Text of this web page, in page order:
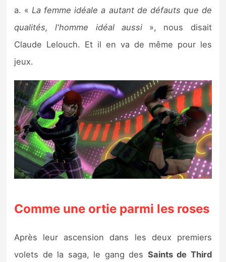
Bons plans
a. « La femme idéale a autant de défauts que de
qualités, l'homme idéal aussi», nous disait
Claude Lelouch. Et il en va de même pour les
jeux.
Comme une ortie parmi les roses
Après leur ascension dans les deux premiers
volets de la saga, le gang des Saints de Third